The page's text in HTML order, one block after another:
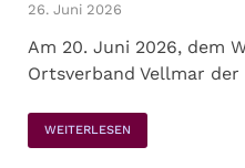
26. Juni 2026
Am 20. Juni 2026, dem
Ortsverband Vellmar
WEITERLESEN